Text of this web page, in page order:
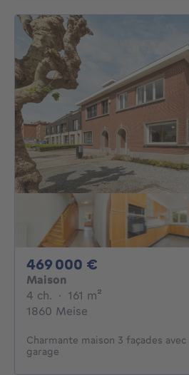
469 000 €
Maison
4 ch. 4 chambres
· 161 m²
1860 Meise
Charmante maison 3 façades avec
garage